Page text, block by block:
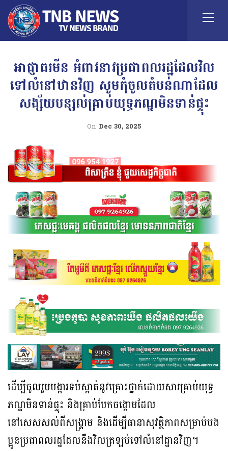
អាជ្ញាធរមីន អំពាវនាវប្រជាពលរដ្ឋដែលវិល
ទៅលំនៅឋានវិញ សូមកុំចូលតំបន់ណាដែល
សង្ស័យបន្សល់គ្រាប់យុទ្ធភណ្ឌមិនទាន់ផ្ទុះ
On Dec 30, 2025
ដើម្បីចូលរួមបង្ការទប់ស្កាត់នូវគ្រោះថ្នាក់ដោយសារគ្រាប់​យុទ្ធ
ភណ្ឌមិនទាន់​ផ្ទុះ​ និងគ្រាប់បែកចង្កោមដែល
នៅសេសសល់ពីសង្គ្រាម និងដើម្បីធានាសុវត្ថិភាពសម្រាប់បង
ប្អូនប្រជាពលរដ្ឋដែលនឹងវិលត្រឡប់ទៅលំនៅដ្ឋាន​វិញ។